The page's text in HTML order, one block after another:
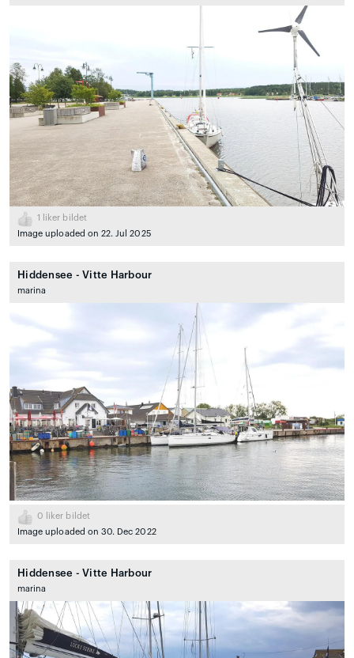
1
liker bildet
Image uploaded on 22. Jul 2025
Hiddensee - Vitte Harbour
marina
0 liker bildet
Image uploaded on 30. Dec 2022
Hiddensee - Vitte Harbour
marina